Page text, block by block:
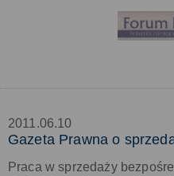
2011.06.10
Gazeta Prawna o
Praca w sprzedaży